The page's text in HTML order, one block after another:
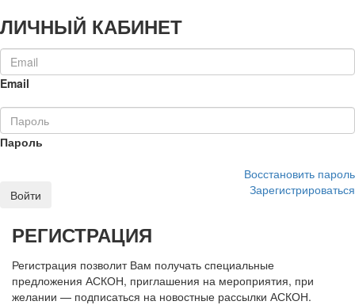
ЛИЧНЫЙ КАБИНЕТ
Email
Пароль
Восстановить пароль
Войти
Зарегистрироваться
РЕГИСТРАЦИЯ
Регистрация позволит Вам получать специальные
предложения АСКОН, приглашения на мероприятия, при
желании — подписаться на новостные рассылки АСКОН.